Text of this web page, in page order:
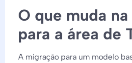
O que muda
para a área de
A migração para um modelo